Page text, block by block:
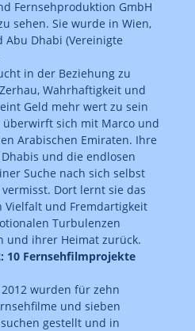
Fernsehproduktion GmbH
sehen. Sie wurde in Wien,
Abu Dhabi (Vereinigte
in der Beziehung zu
Wahrhaftigkeit und
Geld mehr wert zu sein
überwirft sich mit Marco und
Arabischen Emiraten. Ihre
und die endlosen
Suche nach sich selbst
Dort lernt sie das
Vielfalt und Fremdartigkeit
Turbulenzen
und ihrer Heimat zurück.
10 Fernsehfilmprojekte
wurden für zehn
und sieben
gestellt und in